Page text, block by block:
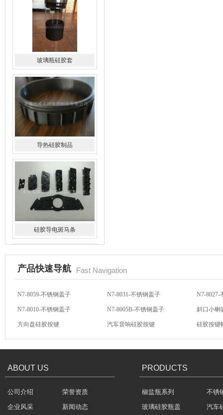
导热硅胶制品
硅胶导电斑马条
硅橡胶杂件制品
塑胶包硅胶
水橡胶过滤网
产品快速导航 Fast Navigation
N7-8059-不锈钢盖子 N7-8031-不锈钢盖子 N7-8027-
N7-8010-不锈钢盖子 N7-8005B-不锈钢盖子 斜口小喇
方向盘硅胶按键 汽车音响硅胶按键 硅胶按键
汽车音响导电硅胶按键 轻触开关硅胶按键 汽车音响
ABOUT US
公司介绍
荣誉资质
企业风采
新闻动态
PRODUCTS
椒盐瓶系列
不锈
玻璃硅胶瓶盖
汽车